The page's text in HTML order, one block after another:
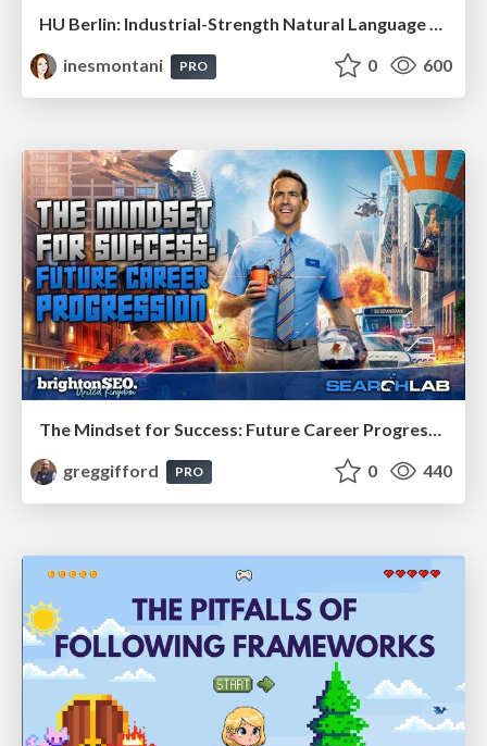
HU Berlin: Industrial-Strength Natural Language Processing with spaCy and Prodigy
inesmontani
PRO 0 600
The Mindset for Success: Future Career Progression
greggifford
PRO 0 440